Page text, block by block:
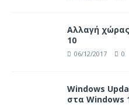
Αλλαγή
10
06/12/2017 0
Windows
στα Windows